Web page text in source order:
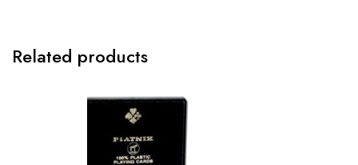
Related products